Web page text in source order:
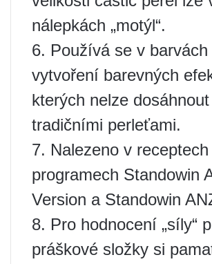
nálepkách „motýl“.
6. Používá se v barvách
vytvoření barevných
kterých nelze
tradičními perleťami.
7. Nalezeno v
programech Standowin
Version a Standowin
8. Pro hodnocení „síly“
práškové složky si